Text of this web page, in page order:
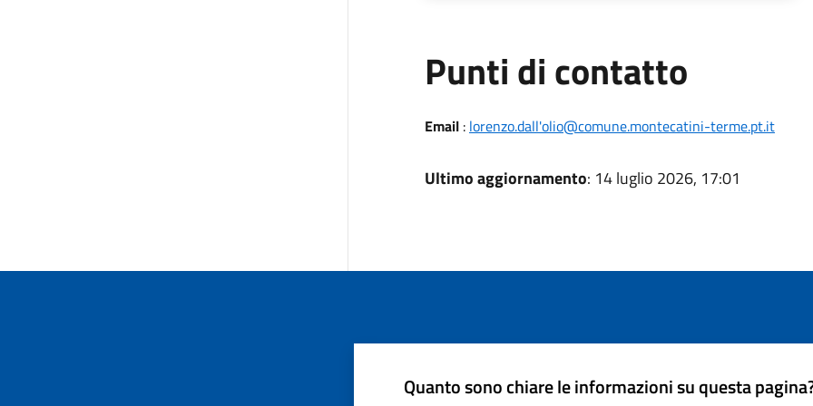
Punti di contatto
Email: lorenzo.dall'olio@comune.montecatini-terme.pt.it
Ultimo aggiornamento: 14 luglio 2026, 17:01
Quanto sono chiare le informazioni su questa